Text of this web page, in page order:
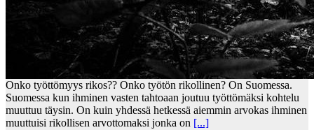
Onko työttömyys rikos?? Onko työtön rikollinen? On Suomessa.
Suomessa kun ihminen vasten tahtoaan joutuu työttömäksi kohtelu
muuttuu täysin. On kuin yhdessä hetkessä aiemmin arvokas ihminen
muuttuisi rikollisen arvottomaksi jonka on [...]